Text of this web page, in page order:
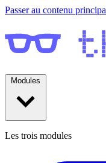
Passer au contenu
Les trois modules